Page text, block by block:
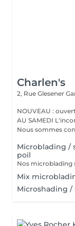
Charlen's
2, Rue Glesener
NOUVEAU :
AU SAMEDI L'incontournable institut de beauté à Luxembourg.
Nous sommes
Microblading /
poil
Mix
Microshading